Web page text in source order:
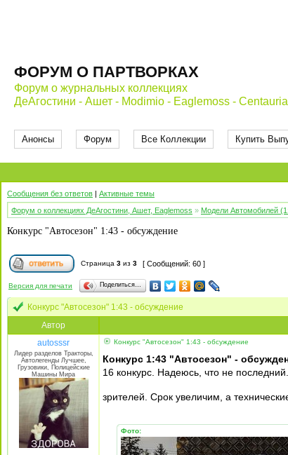
ФОРУМ О ПАРТВОРКАХ
Форум о журнальных коллекциях
ДеАгостини - Ашет - Modimio - Eaglemoss - Centauria
Анонсы Форум Все Коллекции Купить
Сообщения без ответов | Активные темы
Форум о коллекциях ДеАгостини, Ашет, Eaglemoss » Модели Автомобилей
Конкурс "Автосезон" 1:43 - обсуждение
Страница 3 из 3 [ Сообщений: 60 ]
Версия для печати Поделиться…
Конкурс "Автосезон" 1:43 - обсуждение
Автор
autosssr
Лидер разделов Тракторы,
Автолегенды Лучшее,
Грузовики, Полицейские
Машины Мира
Конкурс "Автосезон" 1:43 - обсуждение
Конкурс 1:43 "Автосезон" -
16 конкурс. Надеюсь, что не
зрителей. Срок увеличим, а
Фото: